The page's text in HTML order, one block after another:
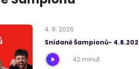
4. 8. 2026
Snídaně Šampionů-
42 minut